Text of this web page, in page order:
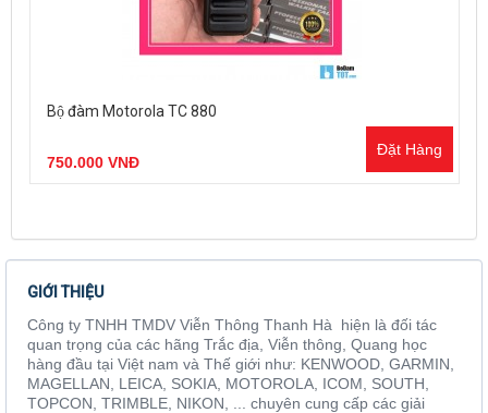
Bộ đàm Motorola TC 880
750.000 VNĐ
Đặt Hàng
GIỚI THIỆU
Công ty TNHH TMDV Viễn Thông Thanh Hà hiện là đối tác
quan trọng của các hãng Trắc địa, Viễn thông, Quang học
hàng đầu tại Việt nam và Thế giới như: KENWOOD, GARMIN,
MAGELLAN, LEICA, SOKIA, MOTOROLA, ICOM, SOUTH,
TOPCON, TRIMBLE, NIKON, ... chuyên cung cấp các giải